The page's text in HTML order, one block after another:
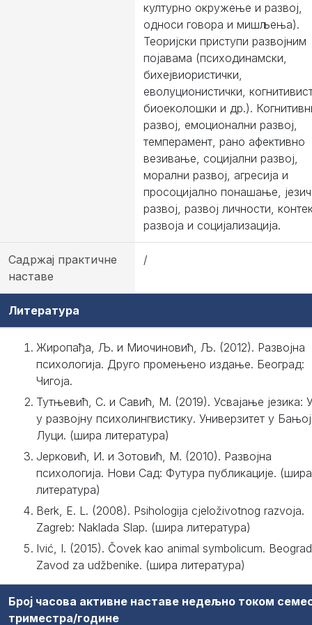
културно окружење и развој,
односи говора и мишљења).
Теоријски приступи развојним
појавама (психодинамски,
бихејвиористички,
еволуционистички,
биоеколошки и др.).
развој, емоционални развој,
темперамент, рано афективно
везивање, социјални развој,
морални развој, агресија и
просоцијално понашање,
развој, развој личности,
развоја и социјализација.
Садржај практичне
наставе
/
Литература
Жиропађа, Љ. и Миочиновић, Љ. (2012). Развојна
психологија. Друго промењено издање. Београд:
Чигоја.
Тутњевић, С. и Савић, М. (2019). Усвајање језика:
у развојну психолингвистику. Универзитет у Бањој
Луци. (шира литература)
Јерковић, И. и Зотовић, М. (2010). Развојна
психологија. Нови Сад: Футура публикације. (шира
литература)
Berk, E. L. (2008). Psihologija cjeloživotnog razvoja.
Zagreb: Naklada Slap. (шира литература)
Ivić, I. (2015). Čovek kao animal symbolicum.
Zavod za udžbenike. (шира литература)
Број часова активне наставе недељно током
триместра/године